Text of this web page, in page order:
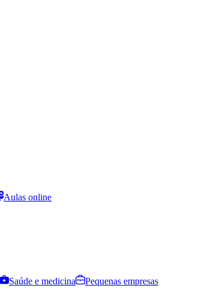
Aulas online
Saúde e medicina
Pequenas empresas